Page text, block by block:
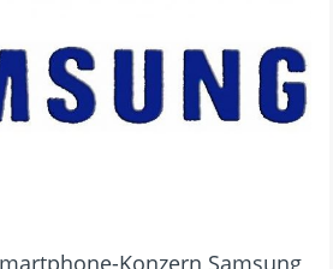
Konzern Samsung